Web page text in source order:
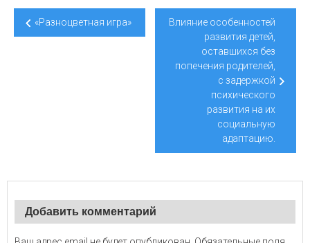
Навигация
по
«Разноцветная игра»
Влияние особенностей
развития детей,
оставшихся без
попечения родителей,
с задержкой
психического
развития на их
социальную
адаптацию.
Добавить комментарий